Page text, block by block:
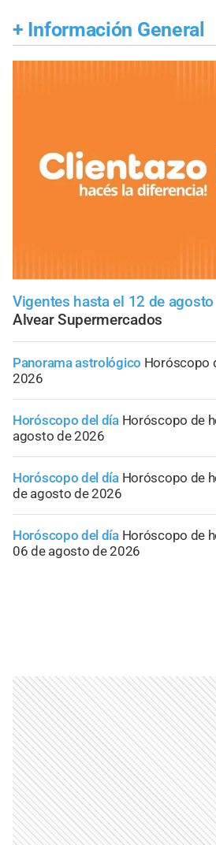
+ Información General
Vigentes hasta el 12 de agosto
Alvear Supermercados
Panorama astrológico Horóscopo
2026
Horóscopo del día Horóscopo de
agosto de 2026
Horóscopo del día Horóscopo de
de agosto de 2026
Horóscopo del día Horóscopo de
06 de agosto de 2026